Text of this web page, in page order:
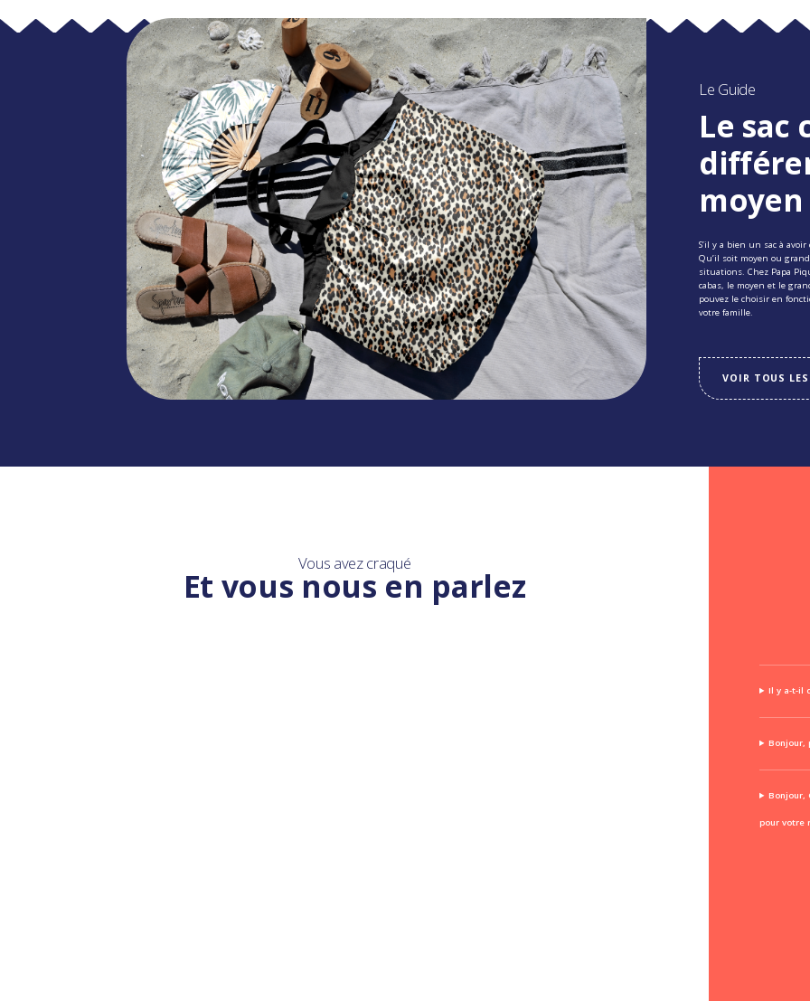
Le Guide
Le sac
moyen
S’il y a bien un sac à
Qu’il soit moyen ou
situations. Chez Papa
cabas, le moyen et le
pouvez le choisir en
votre famille.
VOIR TOUS
Vous avez craqué
Et vous nous en parlez
Il y a-t-il
Bonjour,
Bonjour,
pour votre